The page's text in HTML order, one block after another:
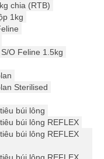
chia (RTB)
1kg
O Feline 1.5kg
Sterilised
búi lông
búi lông REFLEX
búi lông REFLEX